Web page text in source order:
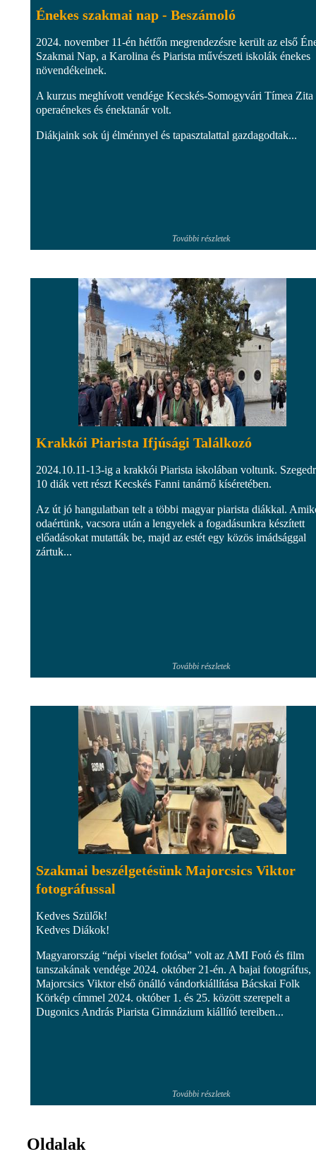
Énekes szakmai nap - Beszámoló
2024. november 11-én hétfőn megrendezésre került az első
Szakmai Nap, a Karolina és Piarista művészeti iskolák énekes
növendékeinek.
A kurzus meghívott vendége Kecskés-Somogyvári Tímea Zita
operaénekes és énektanár volt.
Diákjaink sok új élménnyel és tapasztalattal gazdagodtak...
További részletek
Krakkói Piarista Ifjúsági Találkozó
2024.10.11-13-ig a krakkói Piarista iskolában voltunk.
10 diák vett részt Kecskés Fanni tanárnő kíséretében.
Az út jó hangulatban telt a többi magyar piarista diákkal.
odaértünk, vacsora után a lengyelek a fogadásunkra készített
előadásokat mutatták be, majd az estét egy közös imádsággal
zártuk...
További részletek
Szakmai beszélgetésünk Majorcsics Viktor
fotográfussal
Kedves Szülők!
Kedves Diákok!
Magyarország “népi viselet fotósa” volt az AMI Fotó és film
tanszakának vendége 2024. október 21-én. A bajai fotográfus,
Majorcsics Viktor első önálló vándorkiállítása Bácskai Folk
Körkép címmel 2024. október 1. és 25. között szerepelt a
Dugonics András Piarista Gimnázium kiállító tereiben...
További részletek
Oldalak